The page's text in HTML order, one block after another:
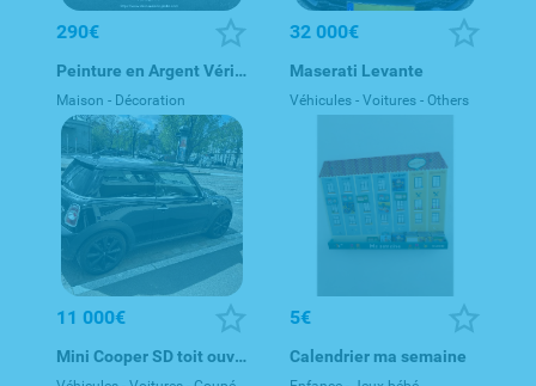
290€
Peinture en Argent Vériatable sur Ardoise - Tableau Moderne
Maison - Décoration
32 000€
Maserati Levante
Véhicules - Voitures - Others
11 000€
Mini Cooper SD toit ouvrant
5€
Calendrier ma semaine